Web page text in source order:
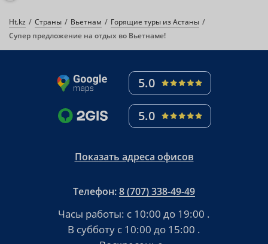
Ht.kz Страны Вьетнам
Горящие туры из Астаны
Супер предложение на отдых во Вьетнаме!
5.0
5.0
Показать адреса офисов
Телефон:8 (707) 338-49-49
Часы работы: с 10:00 до 19:00 .
В субботу с 10:00 до 15:00 .